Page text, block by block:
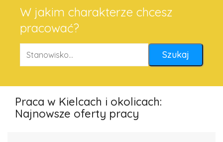
W jakim charakterze chcesz
pracować?
Praca w Kielcach i okolicach:
Najnowsze oferty pracy